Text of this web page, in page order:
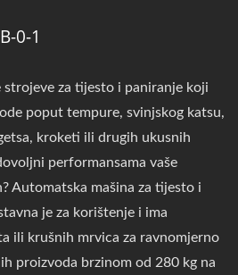
0-1
za tijesto i paniranje koji
poput tempure, svinjskog katsu,
kroketi ili drugih ukusnih
performansama vaše
Automatska mašina za tijesto i
je za korištenje i ima
ili krušnih mrvica za ravnomjerno
proizvoda brzinom od 280 kg na